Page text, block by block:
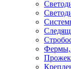
Фермы,